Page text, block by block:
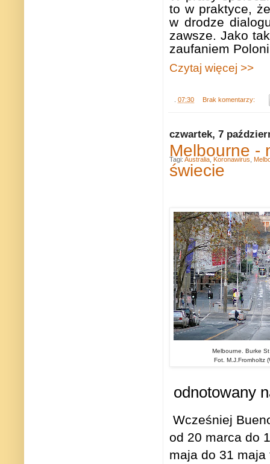
to w praktyce,
w drodze
zawsze. Jako
zaufaniem
Czytaj więcej >>
07:30 Brak komentarzy:
czwartek, 7
Melbourne -
świecie
Melbourne. Burke
Fot. M.J.Fromholtz
odnotowany
Wcześniej
od 20 marca do
maja do 31 maja
Tagi: Australia Koronawirus